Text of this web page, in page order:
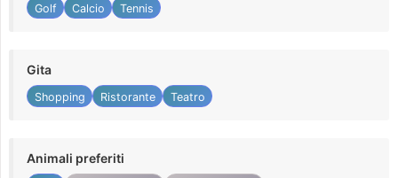
Golf Calcio Tennis
Gita
Shopping Ristorante Teatro
Animali preferiti